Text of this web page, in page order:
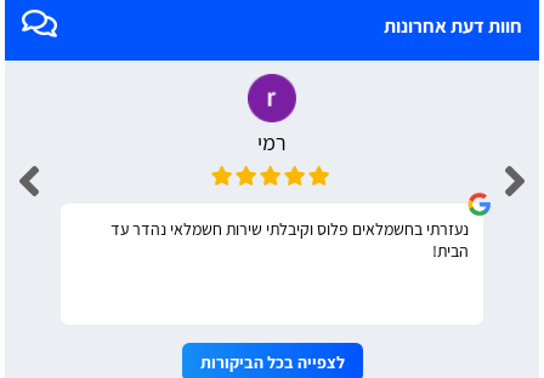
חוות דעת אחרונות
רמי
נעזרתי בחשמלאים פלוס וקיבלתי שירות חשמלאי נהדר עד
הבית!
לצפייה בכל הביקורות